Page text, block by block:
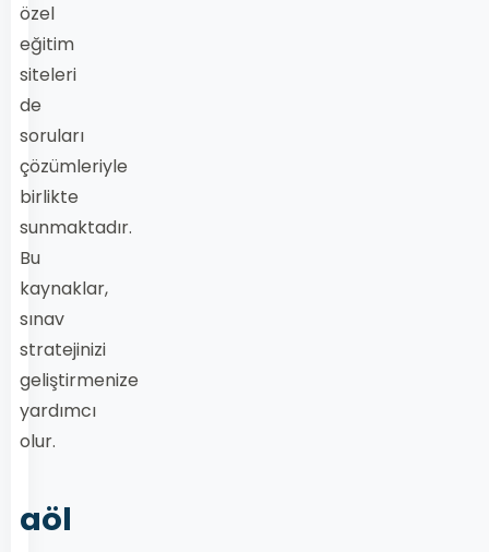
özel
eğitim
siteleri
de
soruları
çözümleriyle
birlikte
sunmaktadır.
Bu
kaynaklar,
sınav
stratejinizi
geliştirmenize
yardımcı
olur.
aöl